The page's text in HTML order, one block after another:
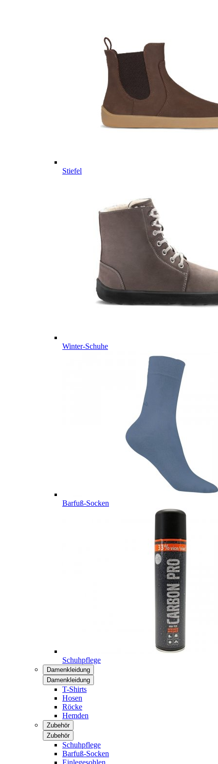
Stiefel
Winter-Schuhe
Barfuß-Socken
Schuhpflege
Damenkleidung
Damenkleidung
T-Shirts
Hosen
Röcke
Hemden
Zubehör
Zubehör
Schuhpflege
Barfuß-Socken
Einlegesohlen